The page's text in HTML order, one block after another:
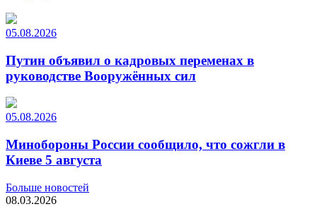
05.08.2026
Путин объявил о кадровых переменах в
руководстве Вооружённых сил
05.08.2026
Минобороны России сообщило, что сожгли в
Киеве 5 августа
Больше новостей
08.03.2026